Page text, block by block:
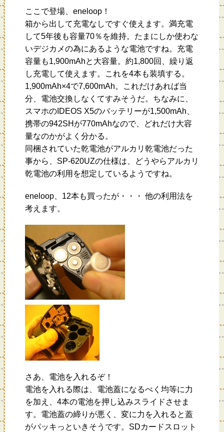
ここで登場、eneloop！
箱から出して充電なしですぐ使えます。満充電
して5年後も容量70％を維持。たまにしか使わな
いデジカメの為にあるような電池ですね。充電
容量も1,900mAhと大容量。約1,800回、繰り返
し充電して使えます。これを4本も装填する。
1,900mAh×4で7,600mAh。これだけあれば当
分、電池交換しなくてすみそうだ。ちなみに、
スマホのIDEOS X5のバッテリーが1,500mAh、
携帯の942SHが770mAhなので、どれだけ大容
量なのかがよく分かる。
同梱されていた乾電池がアルカリ乾電池だった
事から、SP-620UZの仕様は、どうやらアルカリ
乾電池の利用を想定しているようですね。
eneloop、12本も買ったが・・・ 他の利用法を
考えます。
さあ、電池を入れるぞ！
電池を入れる際は、電池蓋になるべく均等に力
を加え、4本の電池を押し込みスライドさせま
す。電池蓋の締りが悪く、変に力を入れると蓋
がパッキっといきそうです。SDカードスロット